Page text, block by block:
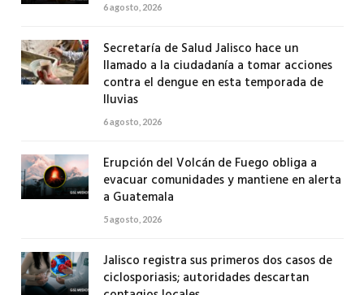
6 agosto, 2026
Secretaría de Salud Jalisco hace un
llamado a la ciudadanía a tomar acciones
contra el dengue en esta temporada de
lluvias
6 agosto, 2026
Erupción del Volcán de Fuego obliga a
evacuar comunidades y mantiene en alerta
a Guatemala
5 agosto, 2026
Jalisco registra sus primeros dos casos de
ciclosporiasis; autoridades descartan